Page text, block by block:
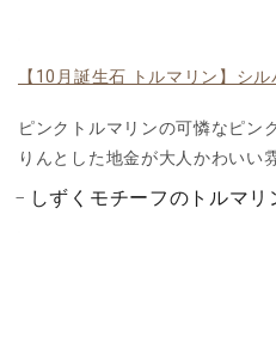
【10月誕生石 トルマリン】シ
ピンクトルマリンの可憐なピン
りんとした地金が大人かわいい
しずくモチーフのトルマリ